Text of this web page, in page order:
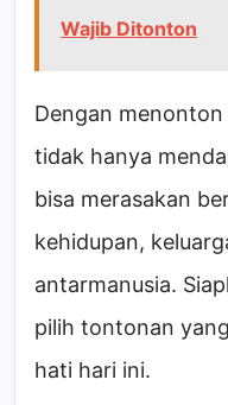
Wajib Ditonton
Dengan
tidak hanya
bisa merasakan
kehidupan,
antarmanusia.
pilih tontonan
hati hari ini.